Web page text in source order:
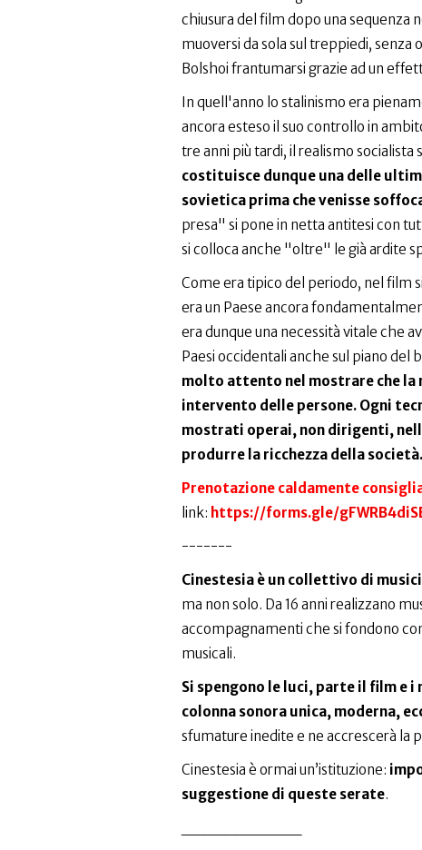
chiusura del film dopo una sequenza
muoversi da sola sul treppiedi,
Bolshoi frantumarsi grazie ad un
In quell'anno lo stalinismo era
ancora esteso il suo controllo in
tre anni più tardi, il realismo
costituisce dunque una delle
sovietica prima che venisse
presa" si pone in netta antitesi con
si colloca anche "oltre" le già ardite
Come era tipico del periodo, nel film
era un Paese ancora
era dunque una necessità vitale che
Paesi occidentali anche sul piano del
molto attento nel mostrare che la
intervento delle persone. Ogni
mostrati operai, non dirigenti,
produrre la ricchezza della società.
Prenotazione caldamente
link: https://forms.gle/
-------
Cinestesia è un collettivo di
ma non solo. Da 16 anni realizzano
accompagnamenti che si fondono
musicali.
Si spengono le luci, parte il film e
colonna sonora unica, moderna,
sfumature inedite e ne accrescerà la
Cinestesia è ormai un’istituzione:
suggestione di queste serate.